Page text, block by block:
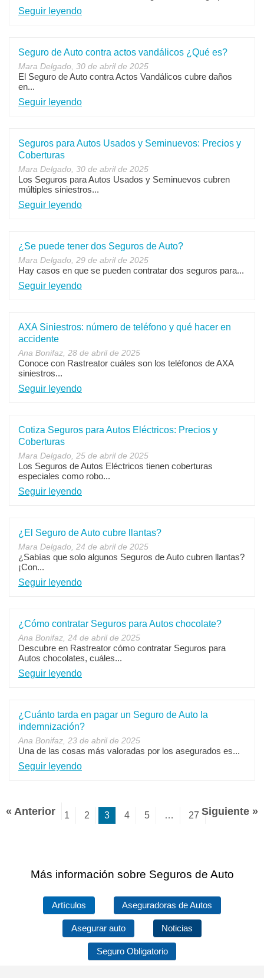
Seguir leyendo
Seguro de Auto contra actos vandálicos ¿Qué es?
Mara Delgado, 30 de abril de 2025
El Seguro de Auto contra Actos Vandálicos cubre daños
en...
Seguir leyendo
Seguros para Autos Usados y Seminuevos: Precios y
Coberturas
Mara Delgado, 30 de abril de 2025
Los Seguros para Autos Usados y Seminuevos cubren
múltiples siniestros...
Seguir leyendo
¿Se puede tener dos Seguros de Auto?
Mara Delgado, 29 de abril de 2025
Hay casos en que se pueden contratar dos seguros para...
Seguir leyendo
AXA Siniestros: número de teléfono y qué hacer en
accidente
Ana Bonifaz, 28 de abril de 2025
Conoce con Rastreator cuáles son los teléfonos de AXA
siniestros...
Seguir leyendo
Cotiza Seguros para Autos Eléctricos: Precios y
Coberturas
Mara Delgado, 25 de abril de 2025
Los Seguros de Autos Eléctricos tienen coberturas
especiales como robo...
Seguir leyendo
¿El Seguro de Auto cubre llantas?
Mara Delgado, 24 de abril de 2025
¿Sabías que solo algunos Seguros de Auto cubren llantas?
¡Con...
Seguir leyendo
¿Cómo contratar Seguros para Autos chocolate?
Ana Bonifaz, 24 de abril de 2025
Descubre en Rastreator cómo contratar Seguros para
Autos chocolates, cuáles...
Seguir leyendo
¿Cuánto tarda en pagar un Seguro de Auto la
indemnización?
Ana Bonifaz, 23 de abril de 2025
Una de las cosas más valoradas por los asegurados es...
Seguir leyendo
« Anterior 1 2 3 4 5 … 27 Siguiente »
Más información sobre Seguros de Auto
Artículos Aseguradoras de Autos
Asegurar auto Noticias
Seguro Obligatorio